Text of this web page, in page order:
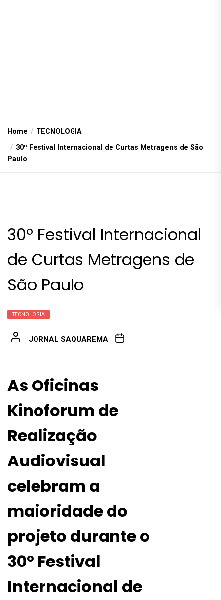
Home
TECNOLOGIA
30º Festival Internacional de Curtas Metragens de São
Paulo
30º Festival Internacional
de Curtas Metragens de
São Paulo
TECNOLOGIA
JORNAL SAQUAREMA
As Oficinas
Kinoforum de
Realização
Audiovisual
celebram a
maioridade do
projeto durante o
30º Festival
Internacional de